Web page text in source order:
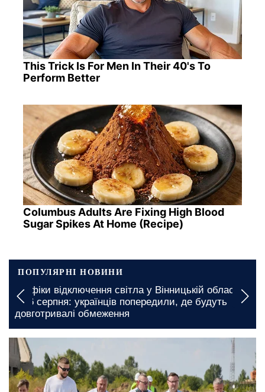
This Trick Is For Men In Their 40's To
Perform Better
Columbus Adults Are Fixing High Blood
Sugar Spikes At Home (Recipe)
ПОПУЛЯРНІ НОВИНИ
У Чернігівській області вводять багатогодинні
обмеження: де чекають графіки відключення
світла на 6 та 7 серпня
сьогодні, 13:15